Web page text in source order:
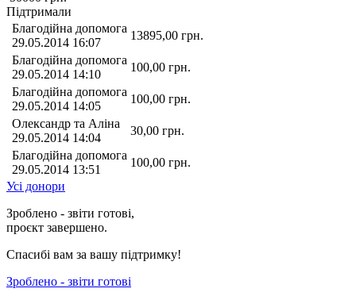
Підтримали
Благодійна допомога
29.05.2014 16:07
13895,00 грн.
Благодійна допомога
29.05.2014 14:10
100,00 грн.
Благодійна допомога
29.05.2014 14:05
100,00 грн.
Олександр та Алiна
29.05.2014 14:04
30,00 грн.
Благодійна допомога
29.05.2014 13:51
100,00 грн.
Усі донори
Зроблено - звіти готові,
проєкт завершено.
Спасибі вам за вашу підтримку!
Зроблено - звіти готові